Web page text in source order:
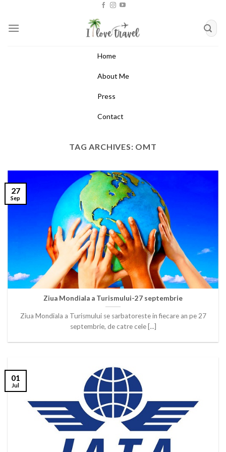
content
Home
About Me
Press
Contact
TAG ARCHIVES: OMT
Ziua Mondiala a Turismului-27 septembrie
Ziua Mondiala a Turismului se sarbatoreste in fiecare an pe 27
septembrie, de catre cele [...]
27
Sep
01
Jul